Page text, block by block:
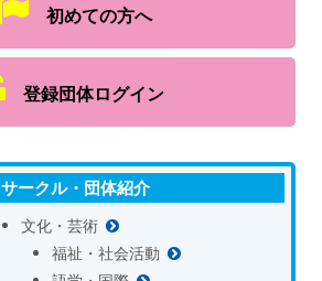
初めての方へ
登録団体ログイン
サークル・団体紹介
文化・芸術
福祉・社会活動